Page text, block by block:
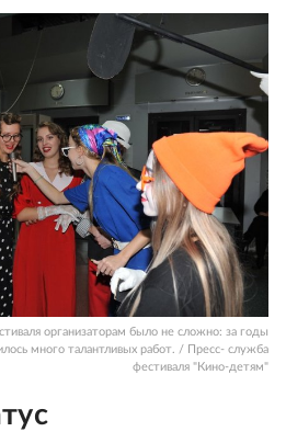
организаторам было не сложно: за годы
много талантливых работ. / Пресс- служба
фестиваля "Кино-детям"